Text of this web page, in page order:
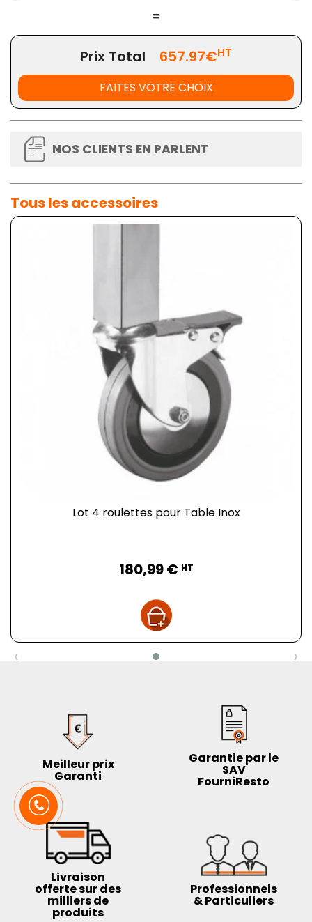
=
Prix Total 657.97€HT
FAITES VOTRE CHOIX
NOS CLIENTS EN PARLENT
Tous les accessoires
Lot 4 roulettes pour Table Inox
180,99 € HT
‹ ›
Meilleur prix
Garanti
Garantie par le
SAV
FourniResto
Livraison
offerte sur des
milliers de
produits
Professionnels
& Particuliers